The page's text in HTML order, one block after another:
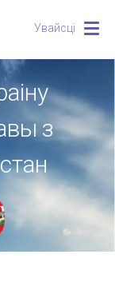
Увайсці
з